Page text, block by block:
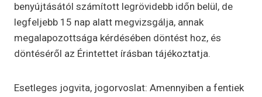
benyújtásától számított legrövidebb időn belül, de
legfeljebb 15 nap alatt megvizsgálja, annak
megalapozottsága kérdésében döntést hoz, és
döntéséről az Érintettet írásban tájékoztatja.
Esetleges jogvita, jogorvoslat: Amennyiben a fentiek